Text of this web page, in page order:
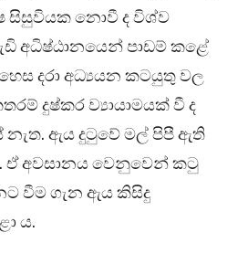
සිසුවියක නොවී ද විශ්ව
අධිෂ්ඨානයෙන් පාඩම් කළේ
දරා අධ්‍යයන කටයුතු වල
දුෂ්කර ව්‍යායාමයක් වී ද
ඇය දුටුවේ මල් පිපී ඇති
අවසානය වෙනුවෙන් කටු
වීම ගැන ඇය කිසිදු
ය.